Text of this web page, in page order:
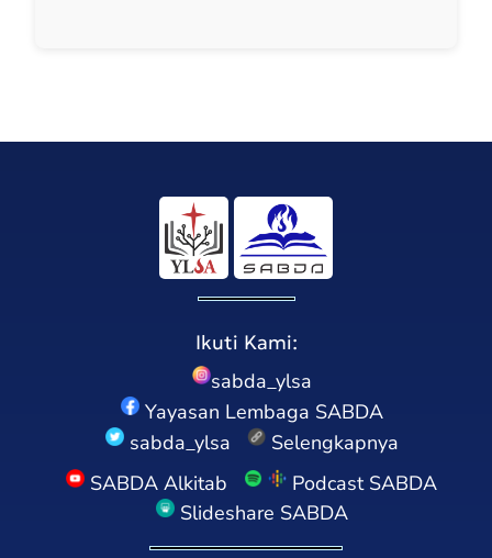
Ikuti Kami:
sabda_ylsa
Yayasan Lembaga SABDA
sabda_ylsa
Selengkapnya
SABDA Alkitab
Podcast SABDA
Slideshare SABDA